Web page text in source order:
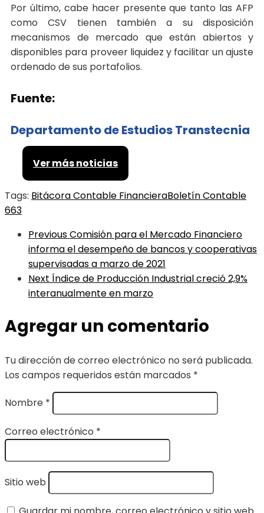
Por último, cabe hacer presente que tanto las AFP
como CSV tienen también a su disposición
mecanismos de mercado que están abiertos y
disponibles para proveer liquidez y facilitar un ajuste
ordenado de sus portafolios.
Fuente:
Departamento de Estudios Transtecnia
Ver más noticias
Tags: Bitácora Contable FinancieraBoletín Contable
663
PreviousComisión para el Mercado Financiero
informa el desempeño de bancos y cooperativas
supervisadas a marzo de 2021
Next Índice de Producción Industrial creció 2,9%
interanualmente en marzo
Agregar un comentario
Tu dirección de correo electrónico no será publicada.
Los campos requeridos están marcados *
Nombre *
Correo electrónico *
Sitio web